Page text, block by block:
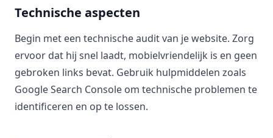
Technische aspecten
Begin met een technische audit van je website. Zorg
ervoor dat hij snel laadt, mobielvriendelijk is en geen
gebroken links bevat. Gebruik hulpmiddelen zoals
Google Search Console om technische problemen te
identificeren en op te lossen.